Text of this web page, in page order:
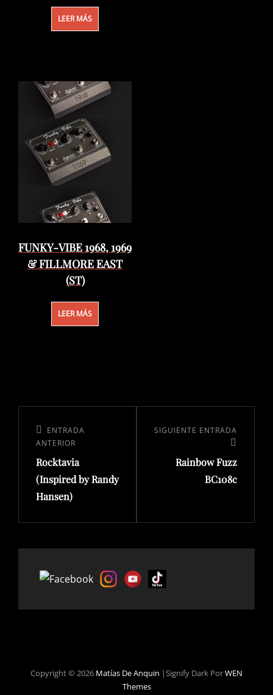
LEER MÁS
FUNKY-VIBE 1968, 1969
& FILLMORE EAST
(ST)
LEER MÁS
entradas
Entrada
ENTRADA
ANTERIOR
Rocktavia
(Inspired by Randy
Hansen)
Siguiente
SIGUIENTE ENTRADA
Rainbow Fuzz
BC108c
Copyright © 2026 Matías De Anquin |Signify Dark PorWEN
Themes